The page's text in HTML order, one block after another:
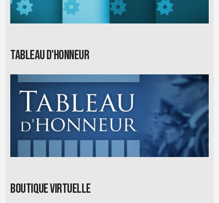
Tableau d'honneur
Boutique virtuelle